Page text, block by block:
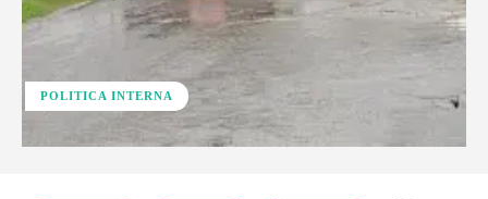
POLITICA INTERNA